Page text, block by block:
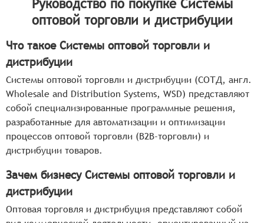
Руководство по покупке Системы
оптовой торговли и дистрибуции
Что такое Системы оптовой торговли и
дистрибуции
Системы оптовой торговли и дистрибуции (СОТД, англ.
Wholesale and Distribution Systems, WSD) представляют
собой специализированные программные решения,
разработанные для автоматизации и оптимизации
процессов оптовой торговли (B2B-торговли) и
дистрибуции товаров.
Зачем бизнесу Системы оптовой торговли и
дистрибуции
Оптовая торговля и дистрибуция представляют собой